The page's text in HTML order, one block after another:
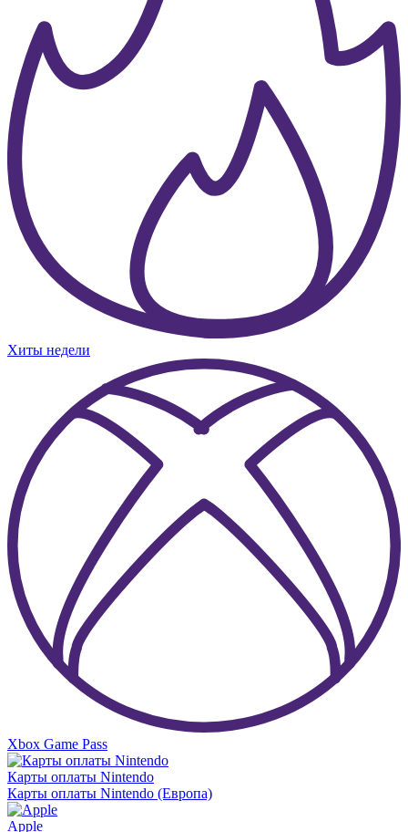
Хиты недели
Xbox Game Pass
Карты оплаты Nintendo
Карты оплаты Nintendo (Европа)
Apple